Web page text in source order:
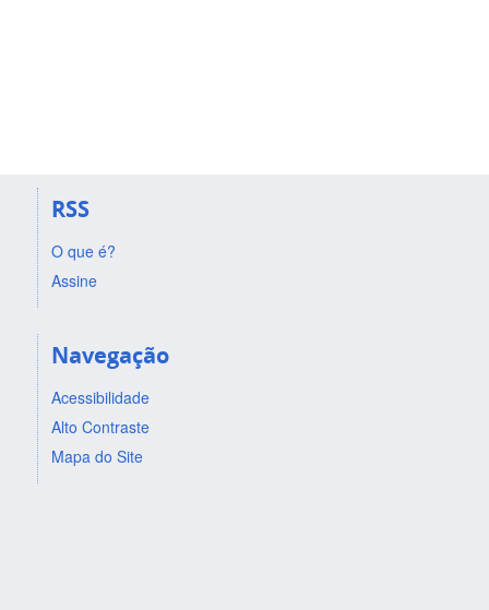
RSS
O que é?
Assine
Navegação
Acessibilidade
Alto Contraste
Mapa do Site